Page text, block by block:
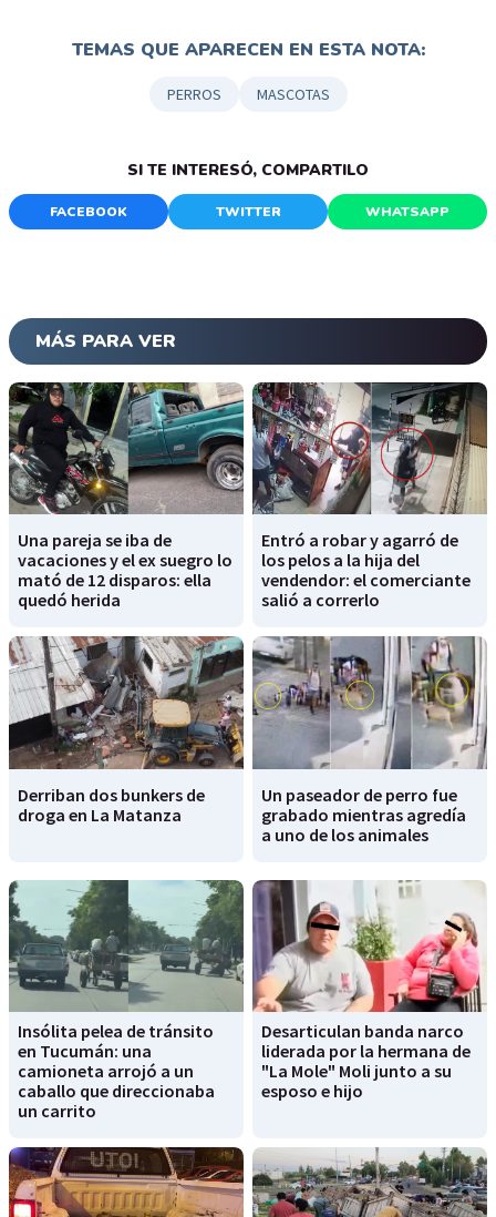
TEMAS QUE APARECEN EN ESTA NOTA:
PERROS MASCOTAS
SI TE INTERESÓ, COMPARTILO
FACEBOOK TWITTER WHATSAPP
MÁS PARA VER
Una pareja se iba de
vacaciones y el ex suegro lo
mató de 12 disparos: ella
quedó herida
Entró a robar y agarró de
los pelos a la hija del
vendendor: el comerciante
salió a correrlo
Derriban dos bunkers de
droga en La Matanza
Un paseador de perro fue
grabado mientras agredía
a uno de los animales
Insólita pelea de tránsito
en Tucumán: una
camioneta arrojó a un
caballo que direccionaba
un carrito
Desarticulan banda narco
liderada por la hermana de
"La Mole" Moli junto a su
esposo e hijo